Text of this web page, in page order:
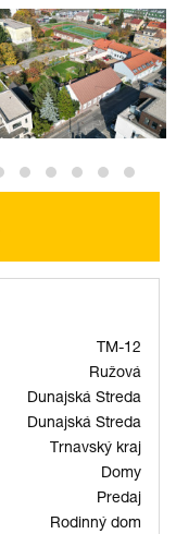
TM-12
Ružová
Dunajská Streda
Dunajská Streda
Trnavský kraj
Domy
Predaj
Rodinný dom